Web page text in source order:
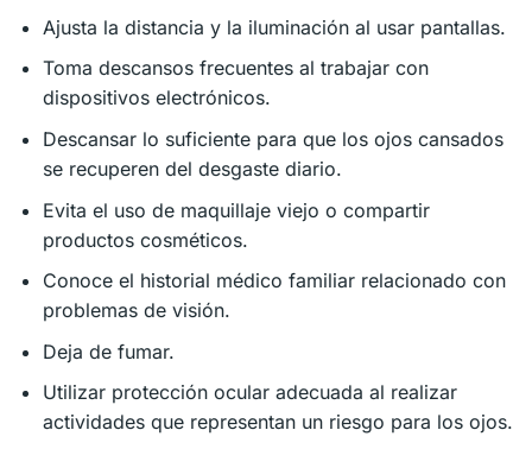
Ajusta la distancia y la iluminación al usar pantallas.
Toma descansos frecuentes al trabajar con
dispositivos electrónicos.
Descansar lo suficiente para que los ojos cansados
se recuperen del desgaste diario.
Evita el uso de maquillaje viejo o compartir
productos cosméticos.
Conoce el historial médico familiar relacionado con
problemas de visión.
Deja de fumar.
Utilizar protección ocular adecuada al realizar
actividades que representan un riesgo para los ojos.